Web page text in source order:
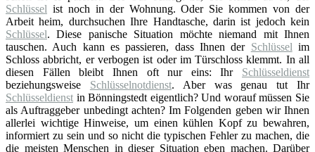
Schlüssel ist noch in der Wohnung. Oder Sie kommen von der
Arbeit heim, durchsuchen Ihre Handtasche, darin ist jedoch kein
Schlüssel. Diese panische Situation möchte niemand mit Ihnen
tauschen. Auch kann es passieren, dass Ihnen der Schlüssel im
Schloss abbricht, er verbogen ist oder im Türschloss klemmt. In all
diesen Fällen bleibt Ihnen oft nur eins: Ihr Schlüsseldienst
beziehungsweise Schlüsselnotdienst. Aber was genau tut Ihr
Schlüsseldienst in Bönningstedt eigentlich? Und worauf müssen Sie
als Auftraggeber unbedingt achten? Im Folgenden geben wir Ihnen
allerlei wichtige Hinweise, um einen kühlen Kopf zu bewahren,
informiert zu sein und so nicht die typischen Fehler zu machen, die
die meisten Menschen in dieser Situation eben machen. Darüber